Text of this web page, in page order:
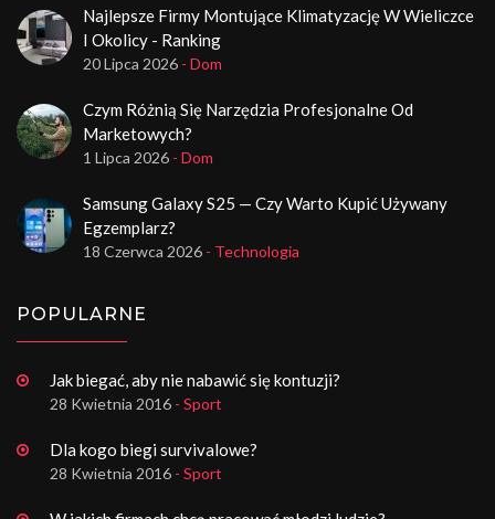
Najlepsze Firmy Montujące Klimatyzację W Wieliczce
I Okolicy - Ranking
20 Lipca 2026 - Dom
Czym Różnią Się Narzędzia Profesjonalne Od
Marketowych?
1 Lipca 2026 - Dom
Samsung Galaxy S25 — Czy Warto Kupić Używany
Egzemplarz?
18 Czerwca 2026 - Technologia
POPULARNE
Jak biegać, aby nie nabawić się kontuzji?
28 Kwietnia 2016 - Sport
Dla kogo biegi survivalowe?
28 Kwietnia 2016 - Sport